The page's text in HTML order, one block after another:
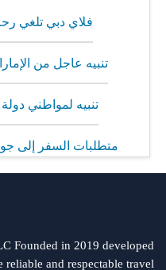
فلاي دبي تلغي رحلاتها
تنبيه عاجل من
تنبيه لمواطني
متطلبات السفر إلى
مطار الشارقة
Founded in 2019 developed
and respectable travel